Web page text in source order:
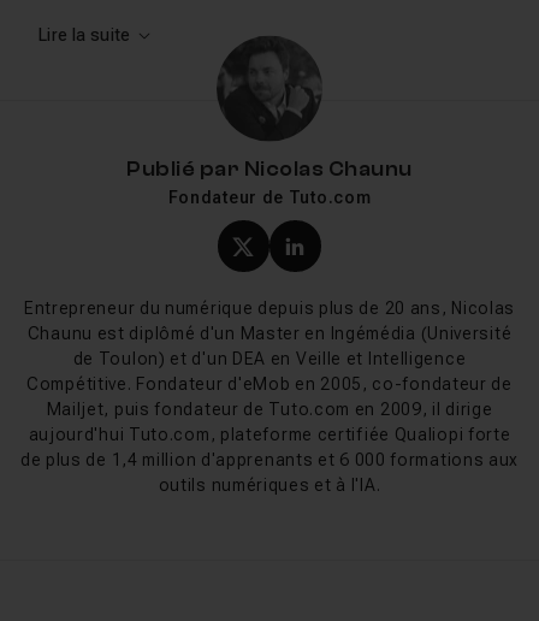
Ce que vous allez apprendre sur
Le catalogue couvre l'intégralité du workflow Lightroom,
correction de photoet le
développement RAWposent les bases indispensables :
lecture d'histogramme, balance des blancs, gestion de
l'exposition. Pour aller plus loin dans la créativité, les
sections
Presets Effets
montrent comment construire
et industrialiser sa propre esthétique photographique.
Laretouche localeest abordée en profondeur avec
des exercices sur des situations réelles : portrait,
paysage, reportage. Julien Pons propose une
formation Lightroom Classic complètecouvrant
l'organisation du catalogue jusqu'aux exports
Lire la suite
Publié par Nicolas Chaunu
Fondateur de Tuto.com
Profil X (twitter) de
Profil LinkedIn de
Entrepreneur du numérique depuis plus de 20 ans, Nicolas
Chaunu est diplômé d'un Master en Ingémédia (Université
de Toulon) et d'un DEA en Veille et Intelligence
Compétitive. Fondateur d'eMob en 2005, co-fondateur de
Mailjet, puis fondateur de Tuto.com en 2009, il dirige
aujourd'hui Tuto.com, plateforme certifiée Qualiopi forte
de plus de 1,4 million d'apprenants et 6 000 formations aux
outils numériques et à l'IA.